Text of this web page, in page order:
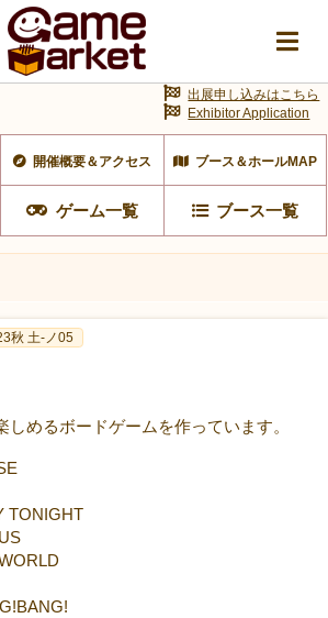
開催概要＆アクセス ブース＆ホールMAP
ゲーム一覧 ブース一覧
出展申し込みはこちら
Exhibitor Application
秋 土-ノ05
しめるボードゲームを作っています。
TONIGHT